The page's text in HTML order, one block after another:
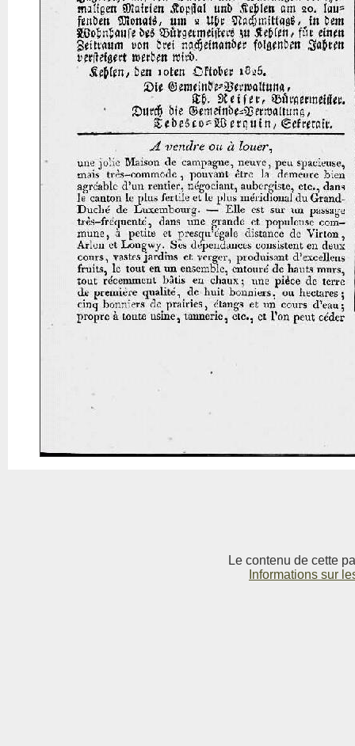
Le contenu de cette
Informations sur